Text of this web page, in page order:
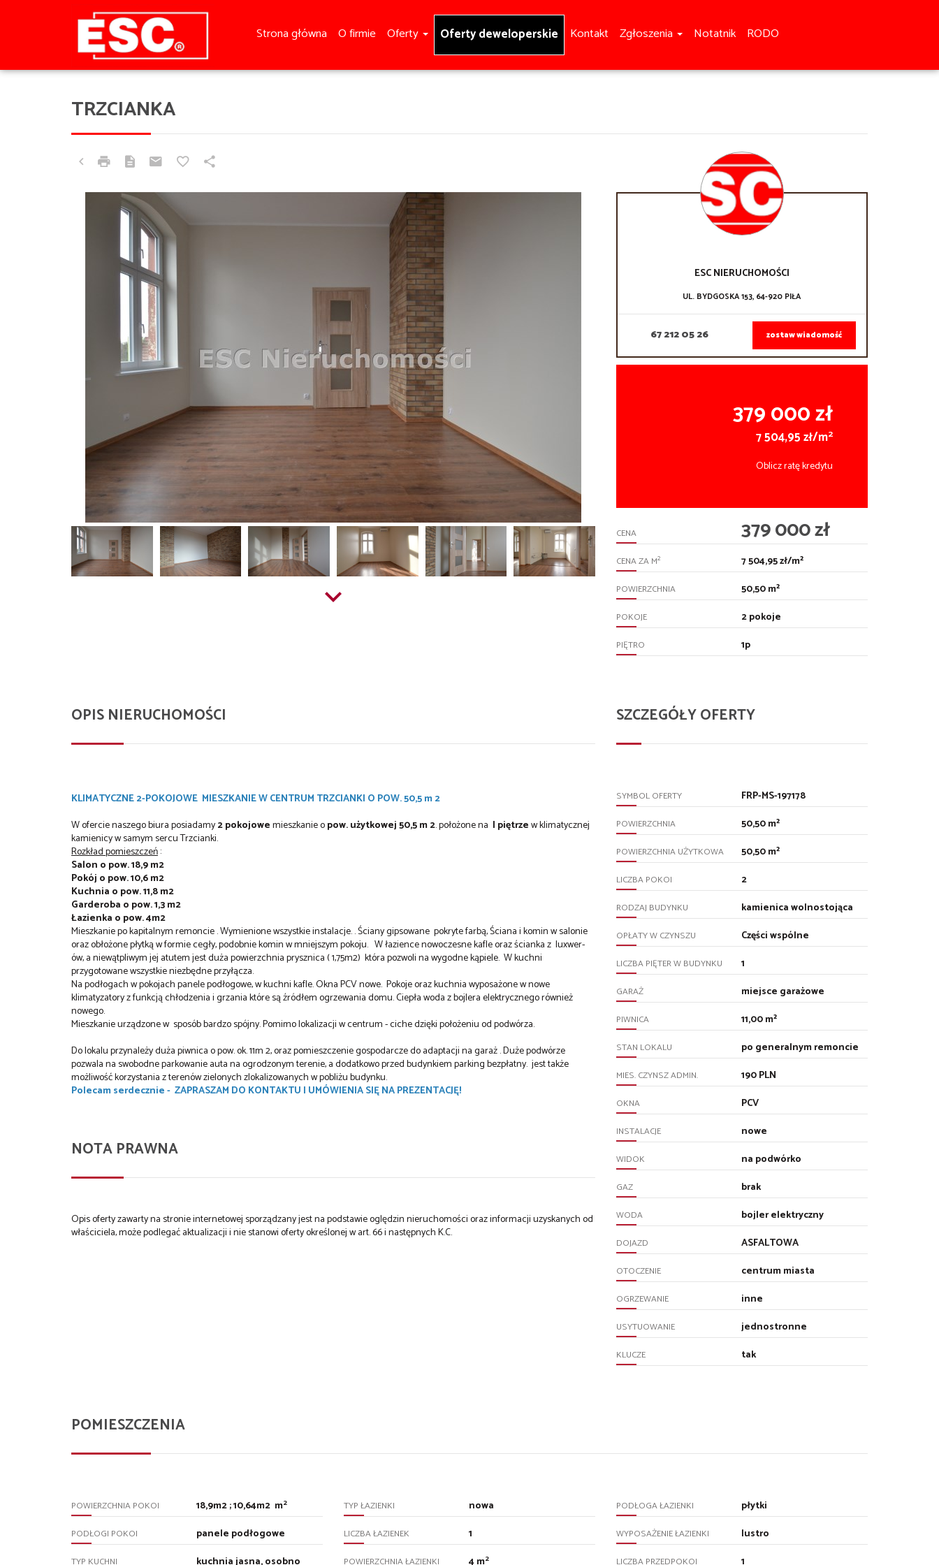
Strona główna O firmie Oferty Oferty deweloperskie Kontakt Zgłoszenia Notatnik RODO
TRZCIANKA
ESC NIERUCHOMOŚCI
UL. BYDGOSKA 153, 64-920 PIŁA
67 212 05 26 zostaw wiadomość
379 000 zł
7 504,95 zł/m2
Oblicz ratę kredytu
CENA 379 000 zł
CENA ZA M2 7 504,95 zł/m²
POWIERZCHNIA 50,50 m²
POKOJE 2 pokoje
PIĘTRO 1p
OPIS NIERUCHOMOŚCI
KLIMATYCZNE 2-POKOJOWE MIESZKANIE W CENTRUM TRZCIANKI O POW. 50,5 m 2
W ofercie naszego biura posiadamy2 pokojowemieszkanie opow. użytkowej 50,5 m 2. położone na I piętrzew klimatycznej
kamienicy w samym sercu Trzcianki.
Rozkład pomieszczeń:
Salon o pow. 18,9 m2
Pokój o pow. 10,6 m2
Kuchnia o pow. 11,8 m2
Garderoba o pow. 1,3 m2
Łazienka o pow. 4m2
Mieszkanie po kapitalnym remoncie . Wymienione wszystkie instalacje. . Ściany gipsowane pokryte farbą, Ściana i komin w salonie
oraz obłożone płytką w formie cegły, podobnie komin w mniejszym pokoju. W łazience nowoczesne kafle oraz ścianka z luxwer-
ów, a niewątpliwym jej atutem jest duża powierzchnia prysznica ( 1,75m2) która pozwoli na wygodne kąpiele. W kuchni
przygotowane wszystkie niezbędne przyłącza.
Na podłogach w pokojach panele podłogowe, w kuchni kafle. Okna PCV nowe. Pokoje oraz kuchnia wyposażone w nowe
klimatyzatory z funkcją chłodzenia i grzania które są źródłem ogrzewania domu. Ciepła woda z bojlera elektrycznego również
nowego.
Mieszkanie urządzone w sposób bardzo spójny. Pomimo lokalizacji w centrum - ciche dzięki położeniu od podwórza.
Do lokalu przynależy duża piwnica o pow. ok. 11m 2, oraz pomieszczenie gospodarcze do adaptacji na garaż . Duże podwórze
pozwala na swobodne parkowanie auta na ogrodzonym terenie, a dodatkowo przed budynkiem parking bezpłatny. jest także
możliwość korzystania z terenów zielonych zlokalizowanych w pobliżu budynku.
Polecam serdecznie - ZAPRASZAM DO KONTAKTU I UMÓWIENIA SIĘ NA PREZENTACJĘ!
NOTA PRAWNA
Opis oferty zawarty na stronie internetowej sporządzany jest na podstawie oględzin nieruchomości oraz informacji uzyskanych od
właściciela, może podlegać aktualizacji i nie stanowi oferty określonej w art. 66 i następnych K.C.
SZCZEGÓŁY OFERTY
SYMBOL OFERTY FRP-MS-197178
POWIERZCHNIA 50,50 m²
POWIERZCHNIA UŻYTKOWA 50,50 m²
LICZBA POKOI 2
RODZAJ BUDYNKU kamienica wolnostojąca
OPŁATY W CZYNSZU Części wspólne
LICZBA PIĘTER W BUDYNKU 1
GARAŻ miejsce garażowe
PIWNICA 11,00 m²
STAN LOKALU po generalnym remoncie
MIES. CZYNSZ ADMIN. 190 PLN
OKNA PCV
INSTALACJE nowe
WIDOK na podwórko
GAZ brak
WODA bojler elektryczny
DOJAZD ASFALTOWA
OTOCZENIE centrum miasta
OGRZEWANIE inne
USYTUOWANIE jednostronne
KLUCZE tak
POMIESZCZENIA
POWIERZCHNIA POKOI 18,9m2 ; 10,64m2 m2
PODŁOGI POKOI panele podłogowe
TYP KUCHNI
TYP ŁAZIENKI nowa
LICZBA ŁAZIENEK 1
POWIERZCHNIA ŁAZIENKI 2
PODŁOGA ŁAZIENKI płytki
WYPOSAŻENIE ŁAZIENKI lustro
LICZBA PRZEDPOKOI